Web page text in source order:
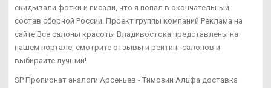
скидывали фотки и писали, что я попал в окончательный
состав сборной России. Проект группы компаний Реклама на
сайте Все салоны красоты Владивостока представлены на
нашем портале, смотрите отзывы и рейтинг салонов и
выбирайте лучший!
SP Пропионат аналоги Арсеньев - Tимозин Альфа доставка